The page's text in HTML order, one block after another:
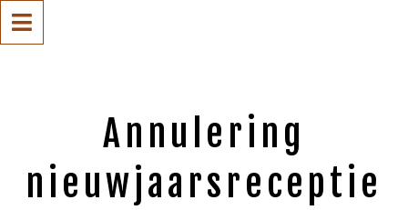
Annulering
nieuwjaarsreceptie